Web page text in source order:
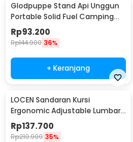
Glodpuppe Stand Api Unggun
Portable Solid Fuel Camping
Tool - EZ203
Rp93.200
Rp144.900 36%
+ Keranjang
LOCEN Sandaran Kursi
Ergonomic Adjustable Lumbar
Back Support - TY3120
Rp137.700
Rp210.900 35%